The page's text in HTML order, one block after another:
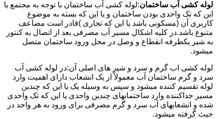
لوله کشی آب ساختمان:لوله کشی آب ساختمان با توجه به مجتمع یا
این که تک واحدی بودن ساختمان و یا این که بسته به موضوع
کاربری آن (مسکونی باشد یا این که تجاری )قادر است مضاعف
متنوع باشد.در کلیه اشکال مسیر آب مصرفی بعد از اتصال به کنتور
به شیر یکطرفه انقطاع و وصل در محل ورود ساختمان متصل
میشود.
لوله کشی اب گرم و سرد و شیر های اصلی آن:در لوله کشی آب
سرد و گرم ساختمان آب معمولاً از یک انشعاب دارای اهمیت وارد
لوله تقسیم کننده میشود و سپس به وسیله یک یا این که چندین
مسیر جداکننده وارد ساختمانهای چندین واحدی یا این که تک واحدی
شده و انشعابهای آب سرد و گرم مصرفی برای ورود به هر واحد در
حیث گرفته میشود.